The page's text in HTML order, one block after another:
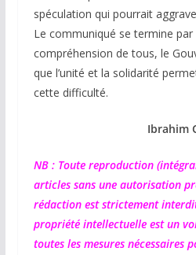
spéculation qui pourrait
Le communiqué se termine
compréhension de tous, le
que l’unité et la solidarité
cette difficulté.
Ibrahim
NB : Toute reproduction
articles sans une autorisation
rédaction est strictement
propriété intellectuelle est un
toutes les mesures nécessaires